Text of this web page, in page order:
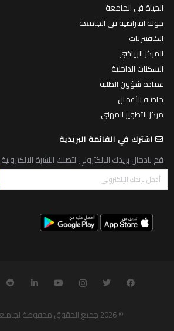
الحياة في الجامعة
جولة افتراضية في الجامعة
الكافتيريات
المركز الرياضي
السكنات الداخلية
عمادة شؤون الطلبة
حاضنة الأعمال
مركز التطوير المهني
اشترك في القائمة البريدية
قم بادخال بريدك الالكتروني لتصلك النشرة الالكترونية
© 2026 جميع الحقوق محفوظة